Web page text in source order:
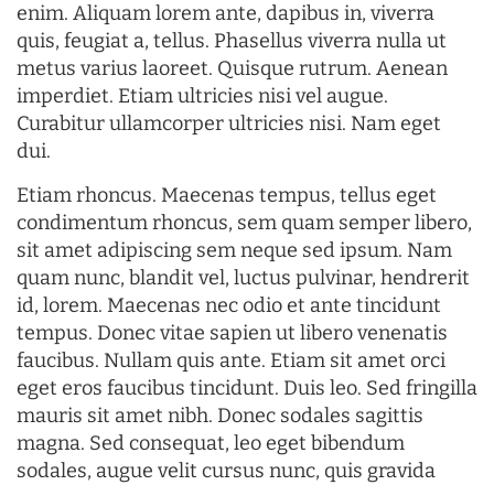
enim. Aliquam lorem ante, dapibus in, viverra
quis, feugiat a, tellus. Phasellus viverra nulla ut
metus varius laoreet. Quisque rutrum. Aenean
imperdiet. Etiam ultricies nisi vel augue.
Curabitur ullamcorper ultricies nisi. Nam eget
dui.
Etiam rhoncus. Maecenas tempus, tellus eget
condimentum rhoncus, sem quam semper libero,
sit amet adipiscing sem neque sed ipsum. Nam
quam nunc, blandit vel, luctus pulvinar, hendrerit
id, lorem. Maecenas nec odio et ante tincidunt
tempus. Donec vitae sapien ut libero venenatis
faucibus. Nullam quis ante. Etiam sit amet orci
eget eros faucibus tincidunt. Duis leo. Sed fringilla
mauris sit amet nibh. Donec sodales sagittis
magna. Sed consequat, leo eget bibendum
sodales, augue velit cursus nunc, quis gravida